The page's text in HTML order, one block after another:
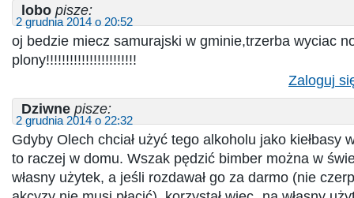
lobo pisze:
2 grudnia 2014 o 20:52
oj bedzie miecz samurajski w gminie,trzerba wyciac
plony!!!!!!!!!!!!!!!!!!!!!!!
Zaloguj
Dziwne pisze:
2 grudnia 2014 o 22:32
Gdyby Olech chciał użyć tego alkoholu jako kiełbasy
to raczej w domu. Wszak pędzić bimber można w
własny użytek, a jeśli rozdawał go za darmo (nie